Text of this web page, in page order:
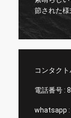
メートル
す。
コンタク
電話番号 :
whatsapp :